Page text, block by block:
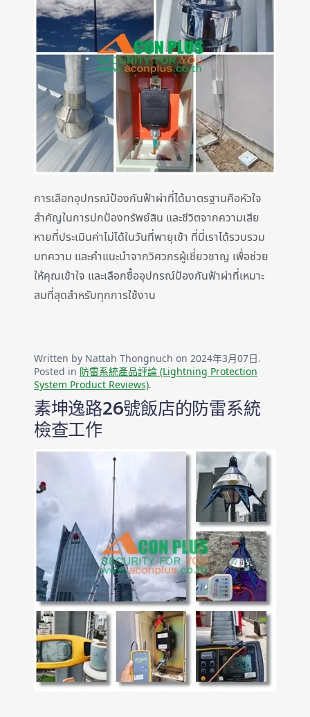
การเลือกอุปกรณ์ป้องกันฟ้าผ่าที่ได้มาตรฐานคือหัวใจ
สำคัญในการปกป้องทรัพย์สิน และชีวิตจากความเสีย
หายที่ประเมินค่าไม่ได้ในวันที่พายุเข้า ที่นี่เราได้รวบรวม
บทความ และคำแนะนำจากวิศวกรผู้เชี่ยวชาญ เพื่อช่วย
ให้คุณเข้าใจ และเลือกซื้ออุปกรณ์ป้องกันฟ้าผ่าที่เหมาะ
สมที่สุดสำหรับทุกการใช้งาน
Written by Nattah Thongnuch on 2024年3月07日.
Posted in 防雷系統產品評論 (Lightning Protection
System Product Reviews).
素坤逸路26號飯店的防雷系統
檢查工作